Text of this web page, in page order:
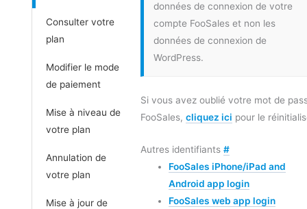
Consulter votre
plan
Modifier le mode
de paiement
Mise à niveau de
votre plan
Annulation de
votre plan
Mise à jour de
données de connexion de votre
compte FooSales et non les
données de connexion de
WordPress.
Si vous avez oublié votre mot de
FooSales, cliquez ici pour le
Autres identifiants #
FooSales iPhone/iPad and
Android app login
FooSales web app login